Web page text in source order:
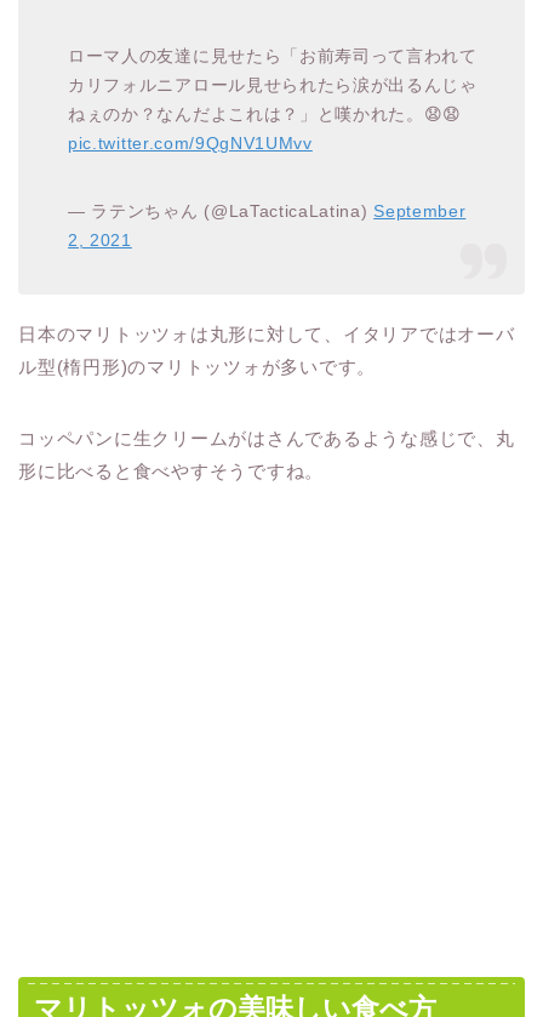
ローマ人の友達に見せたら「お前寿司って言われて
カリフォルニアロール見せられたら涙が出るんじゃ
ねぇのか？なんだよこれは？」と嘆かれた。😧😧
pic.twitter.com/9QgNV1UMvv
— ラテンちゃん (@LaTacticaLatina) September
2, 2021
日本のマリトッツォは丸形に対して、イタリアではオーバ
ル型(楕円形)のマリトッツォが多いです。
コッペパンに生クリームがはさんであるような感じで、丸
形に比べると食べやすそうですね。
マリトッツォの美味しい食べ方